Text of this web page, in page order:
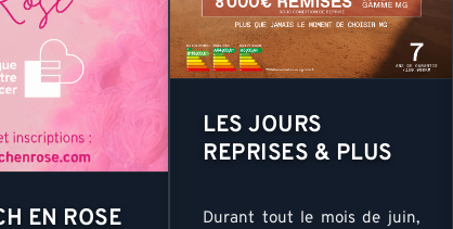
EN ROSE
LES JOURS
REPRISES & PLUS
Durant tout le mois de juin,